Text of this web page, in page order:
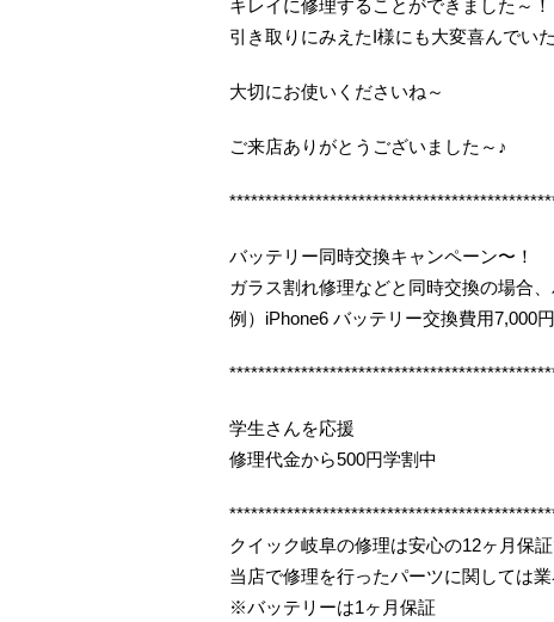
キレイに修理することができました～！
引き取りにみえたI様にも大変喜んでい
大切にお使いくださいね～
ご来店ありがとうございました～♪
バッテリー同時交換キャンペーン〜！
ガラス割れ修理などと同時交換の場合
例）iPhone6 バッテリー交換費用7,000
学生さんを応援
修理代金から500円学割中
クイック岐阜の修理は安心の12ヶ月保証
当店で修理を行ったパーツに関しては
※バッテリーは1ヶ月保証